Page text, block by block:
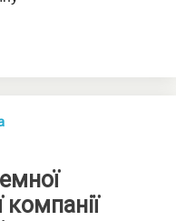
компанії